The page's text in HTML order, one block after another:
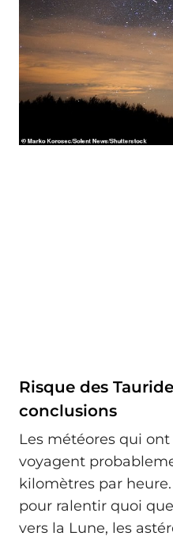
Risque des
conclusions
Les météores qui
voyagent
kilomètres par
pour ralentir quoi
vers la Lune, les